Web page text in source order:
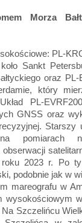
Morza
PL-
Sankt
oraz PL-
który
PL-
GNSS oraz
Starszy
pomiarach
2023 r. Po
podobnie jak w
mareografu w
wysokościowym
Szczelińcu